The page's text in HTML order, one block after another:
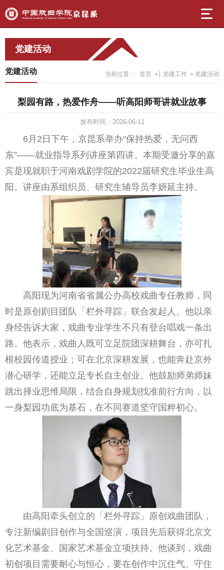
党建活动
当前位置： 首页 » 党建工作 » 党建活动
党建活动
梨园有路，热爱作舟——听高阳师哥讲就业故事
发布时间：2026-06-11
6月2日下午，京昆系举办“保持热爱，无问西
东”——就业指导系列讲座第四讲。本期受邀分享的嘉
宾是现就职于河南戏剧学院的2022届研究生毕业生高
阳。讲座由系组织员、研究生辅导员李妍延主持。
高阳现为河南省省属公办高校戏曲专任教师，同
时是原创剧目团队「栏外寻踪」联合发起人。他以亲
身经告诉大家，戏曲专业学生不只有登台唱戏一条出
路。他表示，戏曲人既可立足院团深耕舞台，亦可扎
根校园传道授业；可在北京深耕发展，也能奔赴京外
潜心研学，还能立足专长自主创业。他鼓励师弟师妹
跳出择业思维局限，结合自身规划找准前行方向，以
一身梨园功底为基石，在不同赛道坚守国粹初心。
由高阳牵头创立的「栏外寻踪」原创戏曲团队，
专注新编剧目创作与全国巡演，项目先后获得北京文
化艺术基金、国家艺术基金立项扶持。他谈到，戏曲
初创项目需要耐心与恒心，要在创作中沉住气、守住